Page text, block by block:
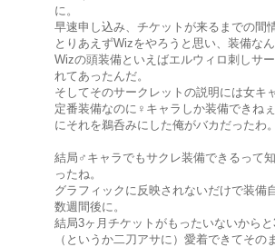
に。
早速申し込み、チケットが来るまでの間
とりあえずWizをやろうと思い、装備な
Wizの頭装備といえばエルウィロ刺しサ
れてあったんだ。
そしてそのサークレットの説明には女キ
定番装備なのに♀キャラしか装備できね
にそれを鵜呑みにした俺がバカだったわ。
結局♂キャラでもサクレ装備できるって
ったね。
グラフィックに反映されないだけで装備
数週間後に。
結局3ヶ月チケットがもったいないから
（というか二刀アサに）愛着できてそ